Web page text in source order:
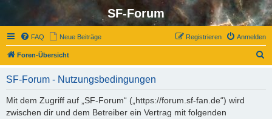
SF-Forum
FAQ Neue Beiträge Anmelden
Registrieren
Foren-Übersicht
SF-Forum - Nutzungsbedingungen
Mit dem Zugriff auf „SF-Forum“ („https://forum.sf-fan.de“) wird
zwischen dir und dem Betreiber ein Vertrag mit folgenden